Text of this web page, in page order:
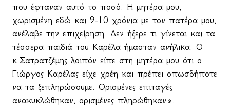
που έφταναν αυτό το ποσό. Η μητέρα μου,
χωρισμένη εδώ και 9-10 χρόνια με τον πατέρα μου,
ανέλαβε την επιχείρηση. Δεν ήξερε τι γίνεται και τα
τέσσερα παιδιά του Καρέλα ήμασταν ανήλικα. Ο
κ.Σατρατζέμης λοιπόν είπε στη μητέρα μου ότι ο
Γιώργος Καρέλας είχε χρέη και πρέπει οπωσδήποτε
να τα ξεπληρώσουμε. Ορισμένες επιταγές
ανακυκλώθηκαν, ορισμένες πληρώθηκαν».